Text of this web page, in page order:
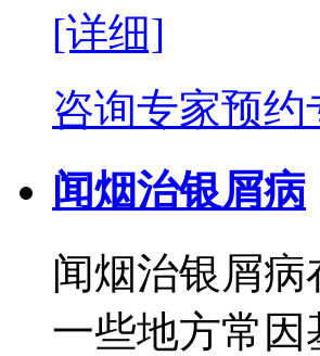
[详细]
咨询专家预约
闻烟治银屑病
闻烟治银屑
一些地方常